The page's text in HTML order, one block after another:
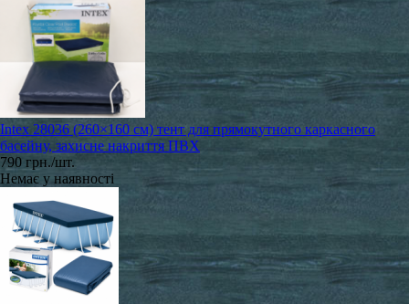
Intex 28036 (260×160 см) тент для прямокутного каркасного
басейну, захисне накриття ПВХ
790 грн./шт.
Немає у наявності